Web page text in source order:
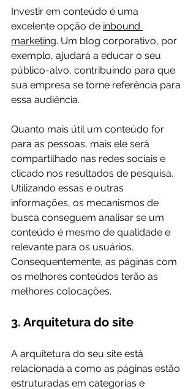
Investir em conteúdo é uma
excelente opção de inbound
marketing. Um blog corporativo, por
exemplo, ajudará a educar o seu
público-alvo, contribuindo para que
sua empresa se torne referência para
essa audiência.
Quanto mais útil um conteúdo for
para as pessoas, mais ele será
compartilhado nas redes sociais e
clicado nos resultados de pesquisa.
Utilizando essas e outras
informações, os mecanismos de
busca conseguem analisar se um
conteúdo é mesmo de qualidade e
relevante para os usuários.
Consequentemente, as páginas com
os melhores conteúdos terão as
3. Arquitetura do site
A arquitetura do seu site está
relacionada a como as páginas estão
estruturadas em categorias e